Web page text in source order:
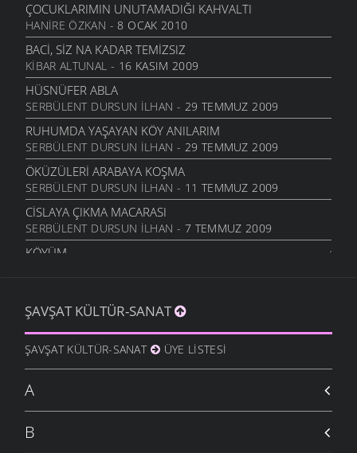
ÇOCUKLARIMIN UNUTAMADIĞI KAHVALTI
HANIRE ÖZKAN - 8 OCAK 2010
BACI, SIZ NA KADAR TEMIZSIZ
KIBAR ALTUNAL - 16 KASIM 2009
HÜSNÜFER ABLA
SERBÜLENT DURSUN İLHAN - 29 TEMMUZ 2009
RUHUMDA YAŞAYAN KÖY ANILARIM
SERBÜLENT DURSUN İLHAN - 29 TEMMUZ 2009
ÖKÜZÜLERI ARABAYA KOŞMA
SERBÜLENT DURSUN İLHAN - 11 TEMMUZ 2009
CISLAYA ÇIKMA MACARASI
SERBÜLENT DURSUN İLHAN - 7 TEMMUZ 2009
KÖYÜM
HASAN BÜYÜK- 4 MAYIS 2009
AVI NIN AKLI
EROL YETER- 26 NISAN 2009
YOĞURT ŞAKASI
ERSIN YENI
BIZ YERDEKINI AĞACA ATIYORUZ.::.::.::.
ORHAN YAĞLI
ŞAVŞAT KÜLTÜR-SANAT
ŞAVŞAT KÜLTÜR-SANAT ÜYE LISTESI
A
B